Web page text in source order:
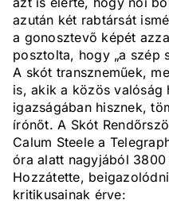
azután két rabtársát
a gonosztevő képét
posztolta, hogy „a szép
A skót transzneműek,
is, akik a közös valóság
igazságában hisznek,
írónőt. A Skót
Calum Steele a
óra alatt nagyjából
Hozzátette,
kritikusainak érve: